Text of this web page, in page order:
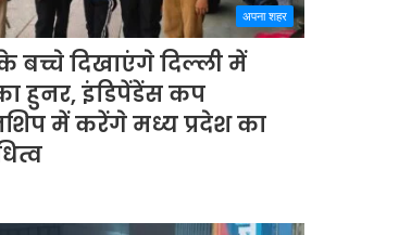
अपना शहर
के बच्चे दिखाएंगे दिल्ली में
हुनर, इंडिपेंडेंस कप
में करेंगे मध्य प्रदेश का